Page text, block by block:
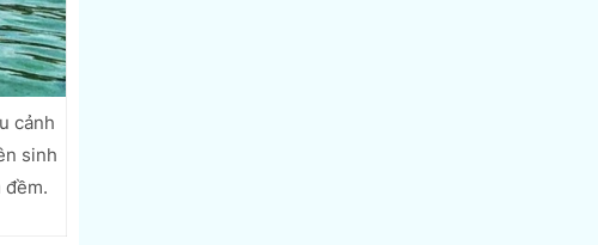
cảnh
sinh
đềm.